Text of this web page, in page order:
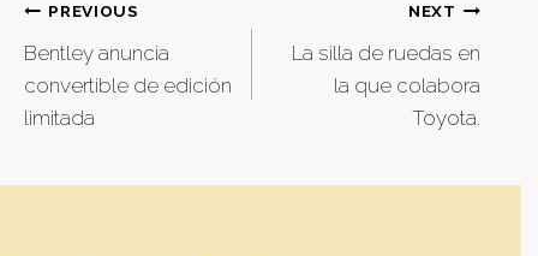
Post
navigation
PREVIOUS
Bentley anuncia
convertible de edición
limitada
NEXT
La silla de ruedas en
la que colabora
Toyota.